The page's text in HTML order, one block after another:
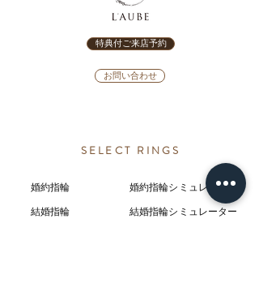
特典付ご来店予約
お問い合わせ
SELECT RINGS
婚約指輪
結婚指輪
婚約指輪シミュレーター
結婚指輪シミ ュレーター